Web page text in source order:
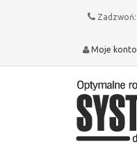
Zadzwoń:
Moje konto